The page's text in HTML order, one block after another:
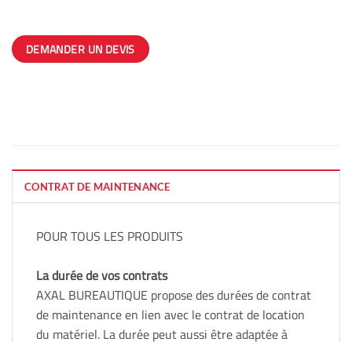
DEMANDER UN DEVIS
CONTRAT DE MAINTENANCE
POUR TOUS LES PRODUITS
La durée de vos contrats
AXAL BUREAUTIQUE propose des durées de contrat
de maintenance en lien avec le contrat de location
du matériel. La durée peut aussi être adaptée à